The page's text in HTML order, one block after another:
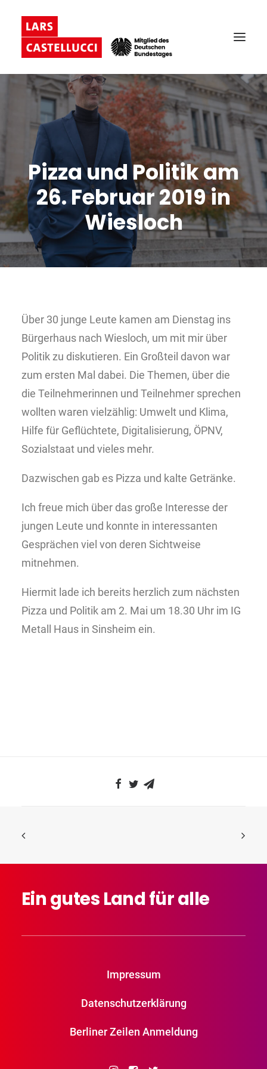
Pizza und Politik am
26. Februar 2019 in
Wiesloch
Über 30 junge Leute kamen am Dienstag ins
Bürgerhaus nach Wiesloch, um mit mir über
Politik zu diskutieren. Ein Großteil davon war
zum ersten Mal dabei. Die Themen, über die
die Teilnehmerinnen und Teilnehmer sprechen
wollten waren vielzählig: Umwelt und Klima,
Hilfe für Geflüchtete, Digitalisierung, ÖPNV,
Sozialstaat und vieles mehr.
Dazwischen gab es Pizza und kalte Getränke.
Ich freue mich über das große Interesse der
jungen Leute und konnte in interessanten
Gesprächen viel von deren Sichtweise
mitnehmen.
Hiermit lade ich bereits herzlich zum nächsten
Pizza und Politik am 2. Mai um 18.30 Uhr im IG
Metall Haus in Sinsheim ein.
EingutesLandfüralle
Impressum
Datenschutzerklärung
Berliner Zeilen Anmeldung